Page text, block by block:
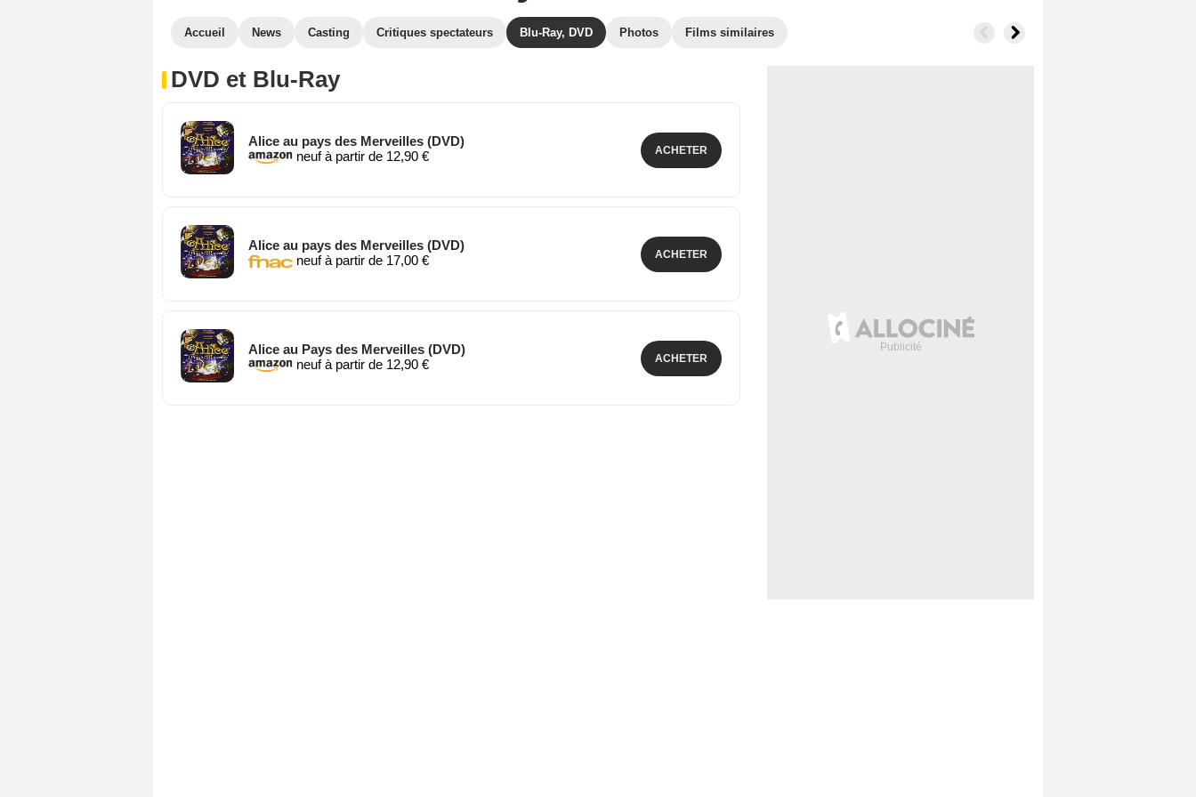
Accueil News Casting Critiques spectateurs Blu-Ray, DVD Photos Films similaires
DVD et Blu-Ray
Alice au pays des Merveilles (DVD)
neuf à partir de 12,90 €
ACHETER
Alice au pays des Merveilles (DVD)
neuf à partir de 17,00 €
ACHETER
Alice au Pays des Merveilles (DVD)
neuf à partir de 12,90 €
ACHETER